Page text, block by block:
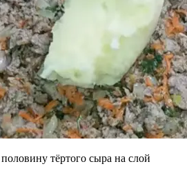
тёртого сыра на слой